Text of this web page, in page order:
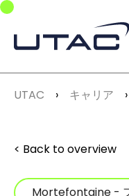
Skip to main navigation
Skip to main content
Skip to page footer
You are here:
UTAC キャリア
Back to overview
Mortefontaine -